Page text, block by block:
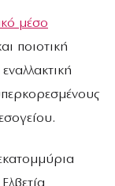
μέσο
ποιοτική